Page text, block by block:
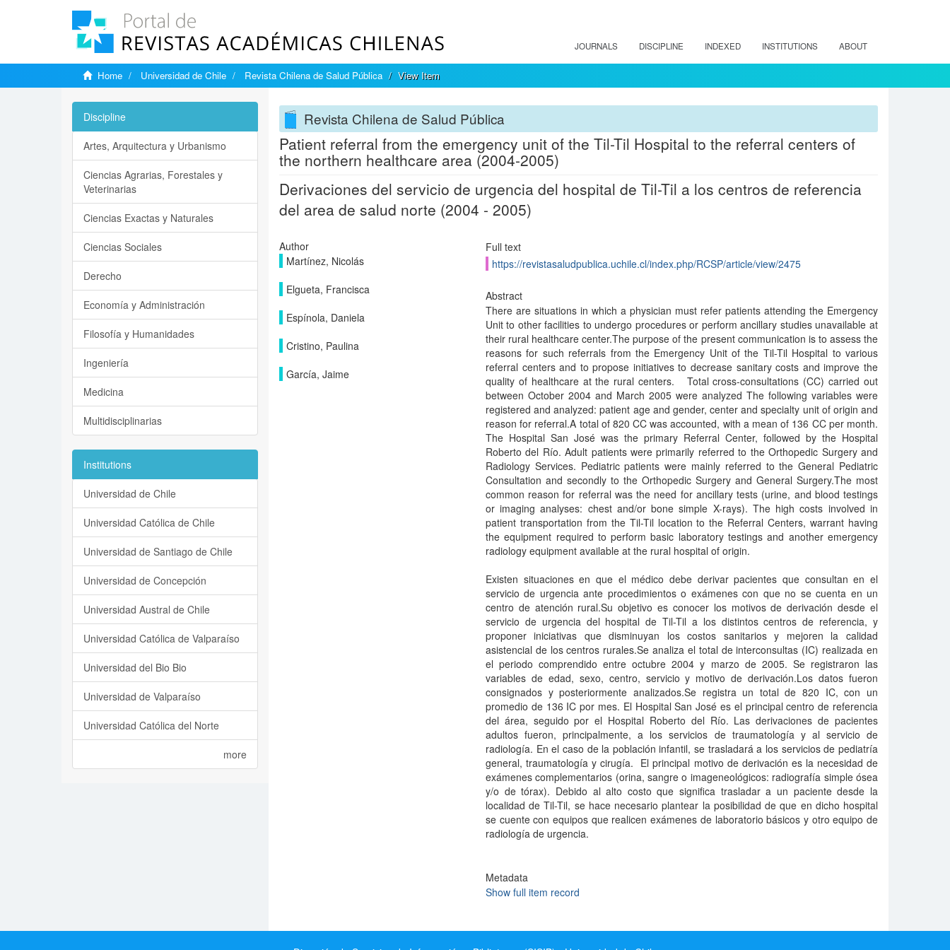
JOURNALS DISCIPLINE INDEXED INSTITUTIONS ABOUT
Home Universidad de Chile Revista Chilena de Salud Pública View Item
Revista Chilena de Salud Pública
Patient referral from the emergency unit of the Til-Til Hospital to the referral centers of
the northern healthcare area (2004-2005)
Derivaciones del servicio de urgencia del hospital de Til-Til a los centros de referencia
del area de salud norte (2004 - 2005)
Author
Martínez, Nicolás
Elgueta, Francisca
Espínola, Daniela
Cristino, Paulina
García, Jaime
Full text
https://revistasaludpublica.uchile.cl/index.php/RCSP/article/view/2475
Abstract
There are situations in which a physician must refer patients attending the Emergency
Unit to other facilities to undergo procedures or perform ancillary studies unavailable at
their rural healthcare center.The purpose of the present communication is to assess the
reasons for such referrals from the Emergency Unit of the Til-Til Hospital to various
referral centers and to propose initiatives to decrease sanitary costs and improve the
quality of healthcare at the rural centers. Total cross-consultations (CC) carried out
between October 2004 and March 2005 were analyzed The following variables were
registered and analyzed: patient age and gender, center and specialty unit of origin and
reason for referral.A total of 820 CC was accounted, with a mean of 136 CC per month.
The Hospital San José was the primary Referral Center, followed by the Hospital
Roberto del Río. Adult patients were primarily referred to the Orthopedic Surgery and
Radiology Services. Pediatric patients were mainly referred to the General Pediatric
Consultation and secondly to the Orthopedic Surgery and General Surgery.The most
common reason for referral was the need for ancillary tests (urine, and blood testings
or imaging analyses: chest and/or bone simple X-rays). The high costs involved in
patient transportation from the Til-Til location to the Referral Centers, warrant having
the equipment required to perform basic laboratory testings and another emergency
radiology equipment available at the rural hospital of origin.
Existen situaciones en que el médico debe derivar pacientes que consultan en el
servicio de urgencia ante procedimientos o exámenes con que no se cuenta en un
centro de atención rural.Su objetivo es conocer los motivos de derivación desde el
servicio de urgencia del hospital de Til-Til a los distintos centros de referencia, y
proponer iniciativas que disminuyan los costos sanitarios y mejoren la calidad
asistencial de los centros rurales.Se analiza el total de interconsultas (IC) realizada en
el periodo comprendido entre octubre 2004 y marzo de 2005. Se registraron las
variables de edad, sexo, centro, servicio y motivo de derivación.Los datos fueron
consignados y posteriormente analizados.Se registra un total de 820 IC, con un
promedio de 136 IC por mes. El Hospital San José es el principal centro de referencia
del área, seguido por el Hospital Roberto del Río. Las derivaciones de pacientes
adultos fueron, principalmente, a los servicios de traumatología y al servicio de
radiología. En el caso de la población infantil, se trasladará a los servicios de pediatría
general, traumatología y cirugía. El principal motivo de derivación es la necesidad de
exámenes complementarios (orina, sangre o imageneológicos: radiografía simple ósea
y/o de tórax). Debido al alto costo que significa trasladar a un paciente desde la
localidad de Til-Til, se hace necesario plantear la posibilidad de que en dicho hospital
se cuente con equipos que realicen exámenes de laboratorio básicos y otro equipo de
radiología de urgencia.
Metadata
Show full item record
Discipline
Artes, Arquitectura y Urbanismo
Ciencias Agrarias, Forestales y
Veterinarias
Ciencias Exactas y Naturales
Ciencias Sociales
Derecho
Economía y Administración
Filosofía y Humanidades
Ingeniería
Medicina
Multidisciplinarias
Institutions
Universidad de Chile
Universidad Católica de Chile
Universidad de Santiago de Chile
Universidad de Concepción
Universidad Austral de Chile
Universidad Católica de Valparaíso
Universidad del Bio Bio
Universidad de Valparaíso
Universidad Católica del Norte
more